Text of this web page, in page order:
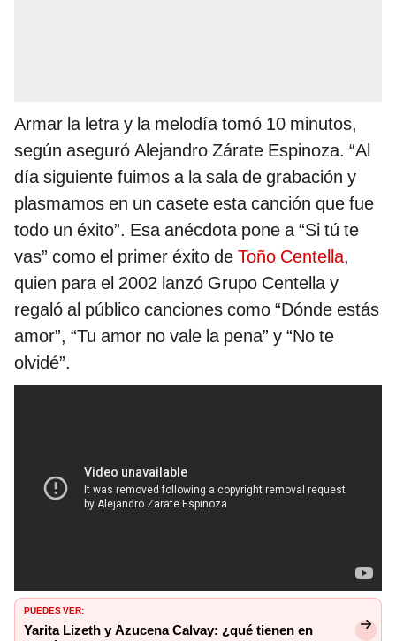
Armar la letra y la melodía tomó 10 minutos,
según aseguró Alejandro Zárate Espinoza. “Al
día siguiente fuimos a la sala de grabación y
plasmamos en un casete esta canción que fue
todo un éxito”. Esa anécdota pone a “Si tú te
vas” como el primer éxito de Toño Centella,
quien para el 2002 lanzó Grupo Centella y
regaló al público canciones como “Dónde estás
amor”, “Tu amor no vale la pena” y “No te
olvidé”.
PUEDES VER:
Yarita Lizeth y Azucena Calvay: ¿qué tienen en